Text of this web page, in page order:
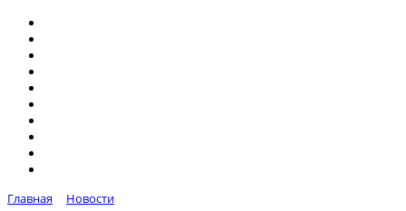
Главная
Новости